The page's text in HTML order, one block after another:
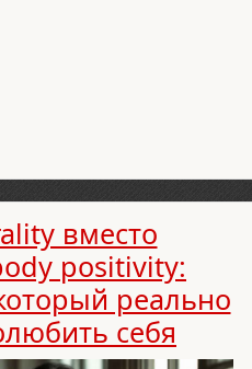
вместо
positivity:
реально
себя